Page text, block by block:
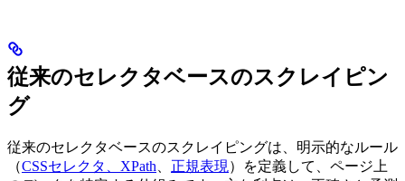
従来のセレクタベースのスクレイピン
グ
従来のセレクタベースのスクレイピングは、明示的なルール
（CSSセレクタ、XPath 正規表現 ）を定義して、ページ上